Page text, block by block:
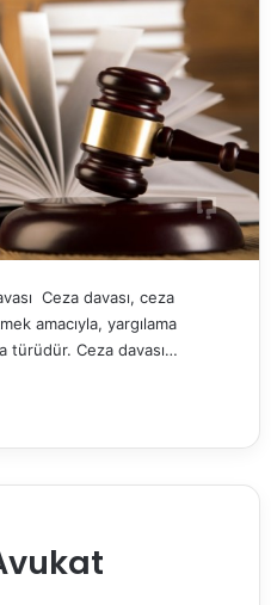
Ceza davası, ceza
amacıyla, yargılama
türüdür. Ceza davası…